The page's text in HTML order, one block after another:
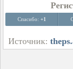
Спасибо: +1
Источник: